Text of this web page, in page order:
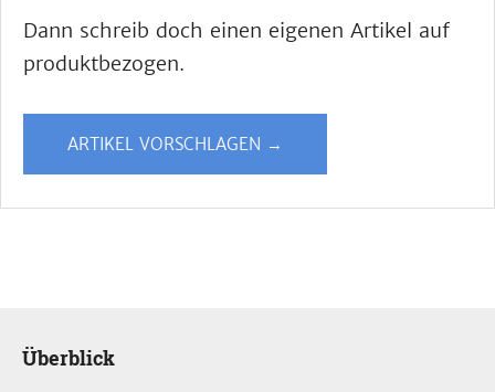
Dann schreib doch einen eigenen Artikel auf
produktbezogen.
ARTIKEL VORSCHLAGEN →
Überblick